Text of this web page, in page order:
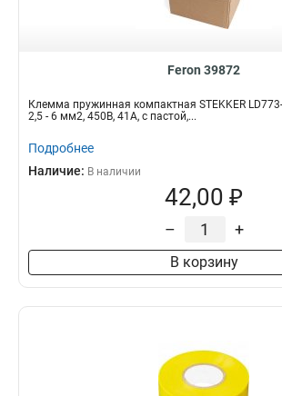
Feron 39872
Клемма пружинная компактная STEKKER
2,5 - 6 мм2, 450В, 41А, с пастой,...
Подробнее
Наличие: В наличии
42,00 ₽
– +
В корзину